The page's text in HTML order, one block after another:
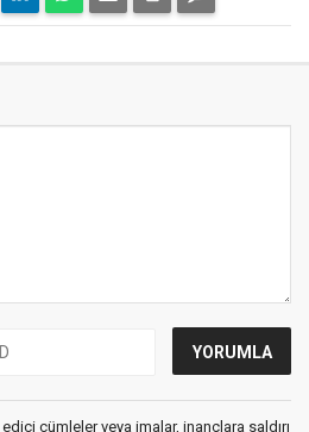
cümleler veya imalar, inançlara saldırı